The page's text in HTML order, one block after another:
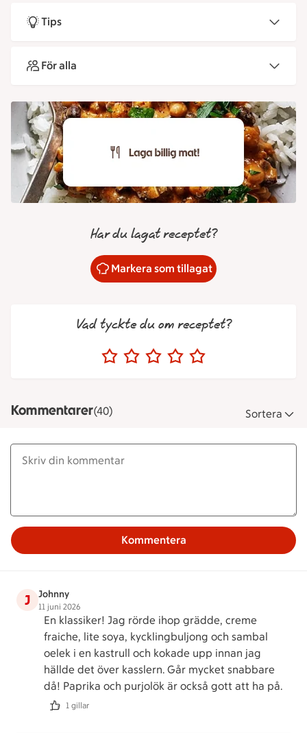
Tips
För alla
Har du lagat receptet?
Markera som tillagat
Vad tyckte du om receptet?
Kommentarer(40) Sortera
Kommentera
J Johnny
11 juni 2026
En klassiker! Jag rörde ihop grädde, creme
fraiche, lite soya, kycklingbuljong och sambal
oelek i en kastrull och kokade upp innan jag
hällde det över kasslern. Går mycket snabbare
då! Paprika och purjolök är också gott att ha på.
1 gillar